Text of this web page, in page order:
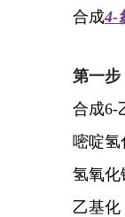
合成4-
第一步
合成6-
嘧啶氢
氢氧化
乙基化